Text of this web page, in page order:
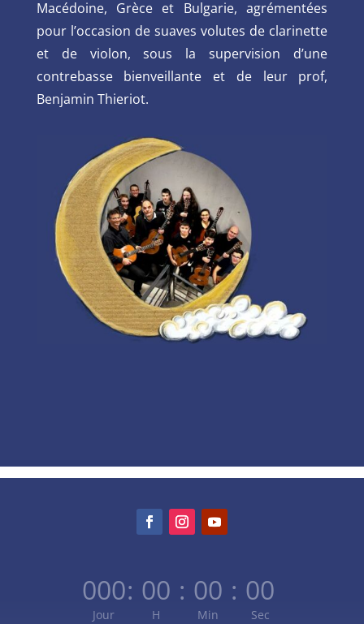
Macédoine, Grèce et Bulgarie, agrémentées
pour l’occasion de suaves volutes de clarinette
et de violon, sous la supervision d’une
contrebasse bienveillante et de leur prof,
Benjamin Thieriot.
000
Jour
: 00
H
: 00
Min
: 00
Sec